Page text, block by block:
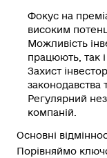
Фокус на
високим
Можливість
працюють, так
Захист
законодавства
Регулярний
компаній.
Основні
Порівняймо